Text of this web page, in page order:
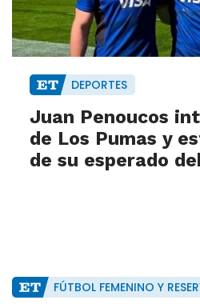
DEPORTES
Juan Penoucos
de Los Pumas y
de su esperado
FÚTBOL FEMENINO Y